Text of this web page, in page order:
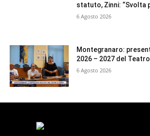
statuto, Zinni: “Svolta
6 Agosto 2026
Montegranaro:
2026 – 2027 del Teatro
6 Agosto 2026